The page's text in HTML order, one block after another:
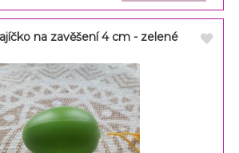
na zavěšení 4 cm - zelené